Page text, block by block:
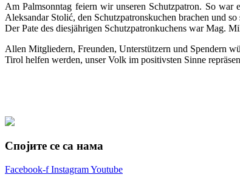
Am Palmsonntag feiern wir unseren Schutzpatron. So
Aleksandar Stolić, den Schutzpatronskuchen brachen und
Der Pate des diesjährigen Schutzpatronkuchens war Mag.
Allen Mitgliedern, Freunden, Unterstützern und Spendern
Tirol helfen werden, unser Volk im positivsten Sinne
Спојите се са нама
Facebook-f InstagramYoutube